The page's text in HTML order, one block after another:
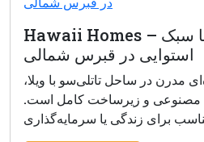
Hawaii Homes – مجموعه‌ای ساحلی با سبک
استوایی در قبرس شمالی
مدرن در ساحل تاتلی‌سو با ویلا،
مصنوعی و زیرساخت کامل است.